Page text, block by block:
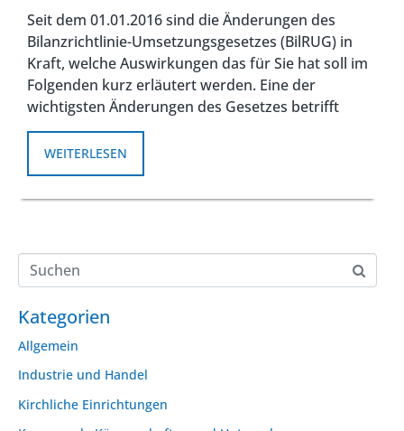
Seit dem 01.01.2016 sind die Änderungen des
Bilanzrichtlinie-Umsetzungsgesetzes (BilRUG) in
Kraft, welche Auswirkungen das für Sie hat soll im
Folgenden kurz erläutert werden. Eine der
wichtigsten Änderungen des Gesetzes betrifft
WEITERLESEN
Kategorien
Allgemein
Industrie und Handel
Kirchliche Einrichtungen